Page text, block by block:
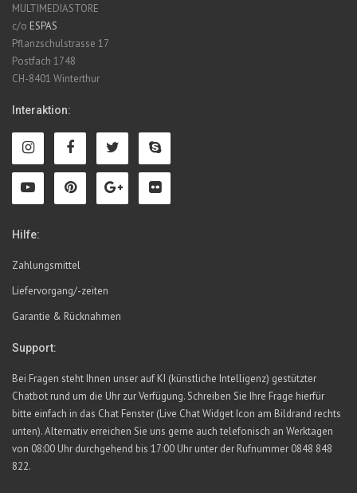
MULTIMEDIASTORE
c/o ESPAS
Pflanzschulstrasse 17
Postfach 1748
CH-8401 Winterthur
Interaktion:
Hilfe:
Zahlungsmittel
Liefervorgang/-zeiten
Garantie & Rücknahmen
Support:
Bei Fragen steht Ihnen unser auf KI (künstliche Intelligenz) gestützter
Chatbot rund um die Uhr zur Verfügung. Schreiben Sie Ihre Frage hierfür
bitte einfach in das Chat Fenster (Live Chat Widget Icon am Bildrand rechts
unten). Alternativ erreichen Sie uns gerne auch telefonisch an Werktagen
von 08:00 Uhr durchgehend bis 17:00 Uhr unter der Rufnummer 0848 848
822.